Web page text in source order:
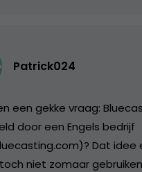
Patrick024
een gekke vraag:
door een Engels bedrijf
Dat idee
niet zomaar